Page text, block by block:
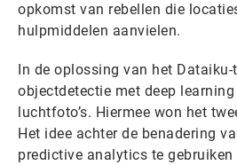
opkomst van rebellen die
hulpmiddelen aanvielen.
In de oplossing van het Dataiku-
objectdetectie met deep
luchtfoto’s. Hiermee won het
Het idee achter de benadering
predictive analytics te